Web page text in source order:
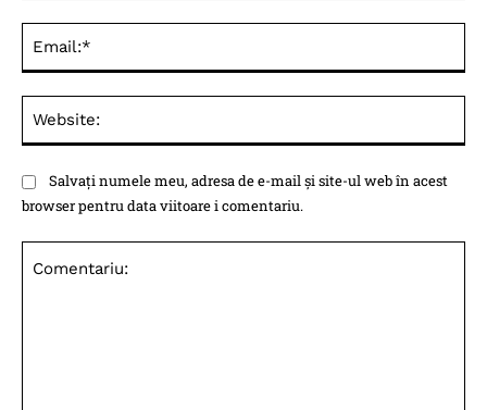
Salvați numele meu, adresa de e-mail și site-ul web în acest
browser pentru data viitoare i comentariu.